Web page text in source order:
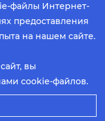
ул.
А, оф. 3
МСК)
файлы Интернет-
предоставления
на нашем сайте.
вы
cookie-файлов.